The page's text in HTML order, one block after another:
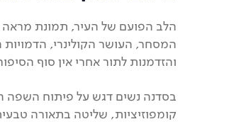
הלב הפועם של העיר, תמונת מראה
המסחר, העושר הקולינרי,
והזדמנות לתור אחרי אין סוף
בסדנה נשים דגש על פיתוח השפה
קומפוזיציות, שליטה בתאורה